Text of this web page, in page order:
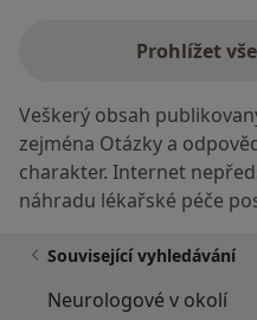
Prohlížet
Veškerý obsah
zejména Otázky a
charakter. Internet
náhradu lékařské péče
Související vyhledávání
Neurologové v okolí